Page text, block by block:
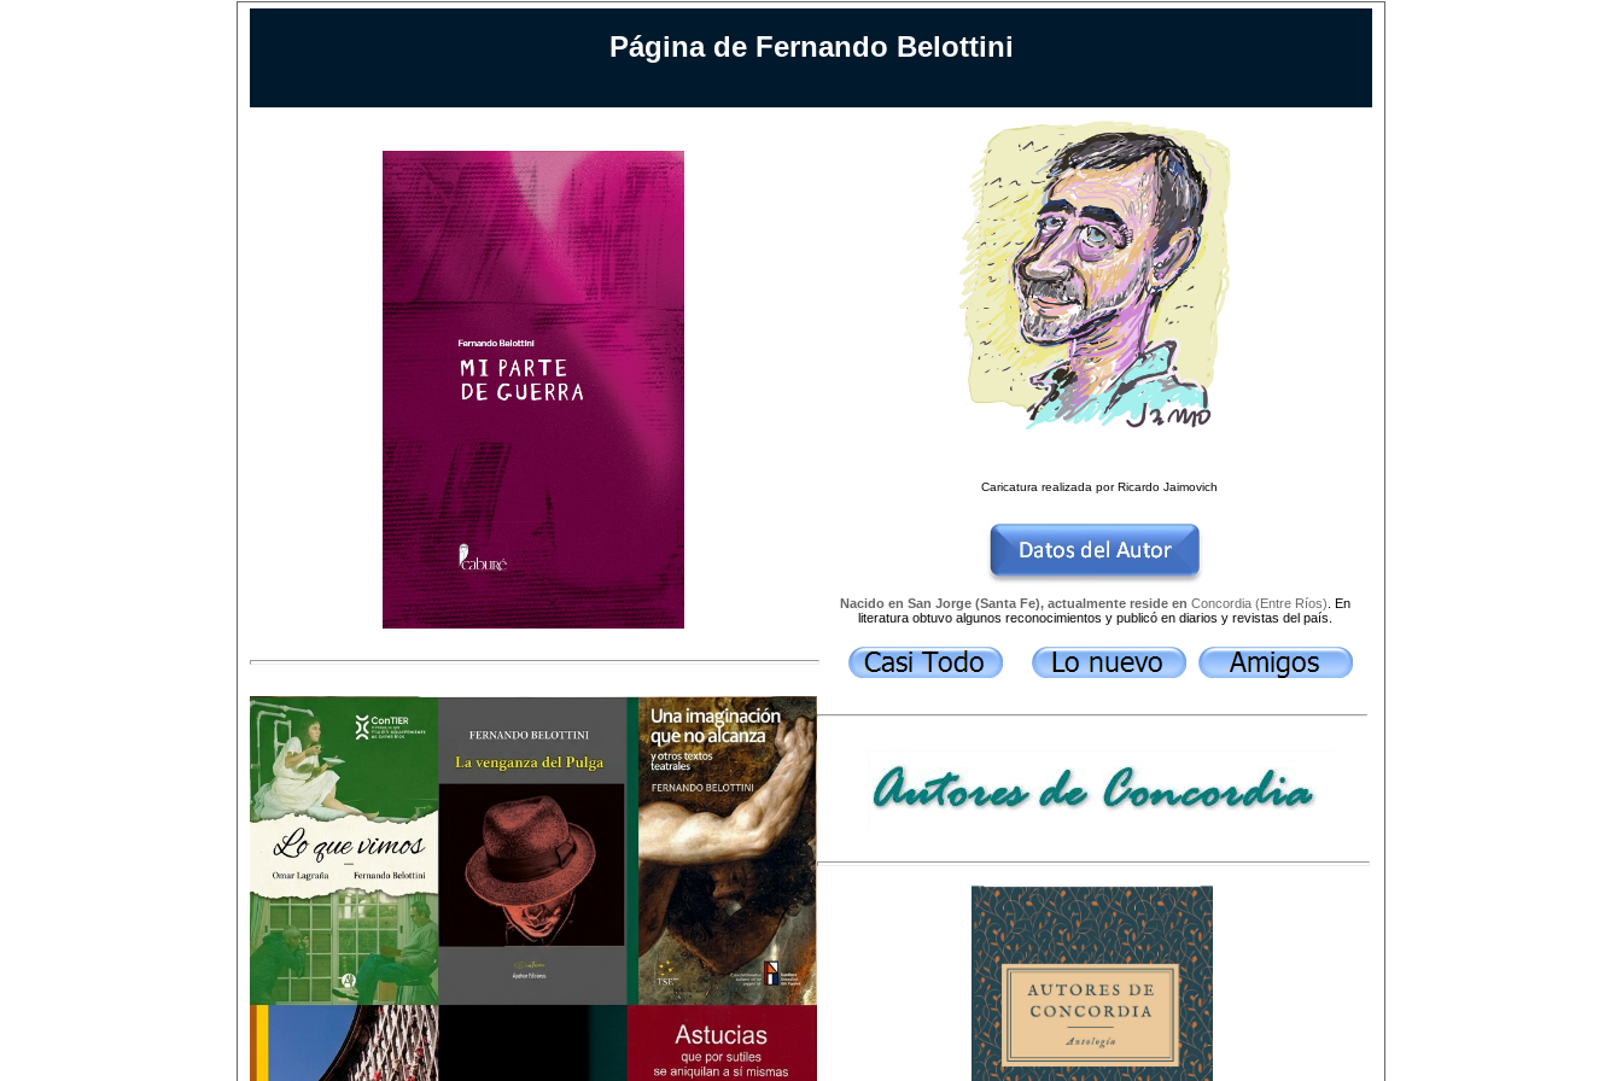
Página de Fernando Belottini
Caricatura realizada por Ricardo Jaimovich
Nacido en San Jorge (Santa Fe), actualmente reside en Concordia (Entre Ríos) . En
literatura obtuvo algunos reconocimientos y publicó en diarios y revistas del país.